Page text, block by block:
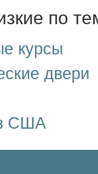
по
курсы
двери
США